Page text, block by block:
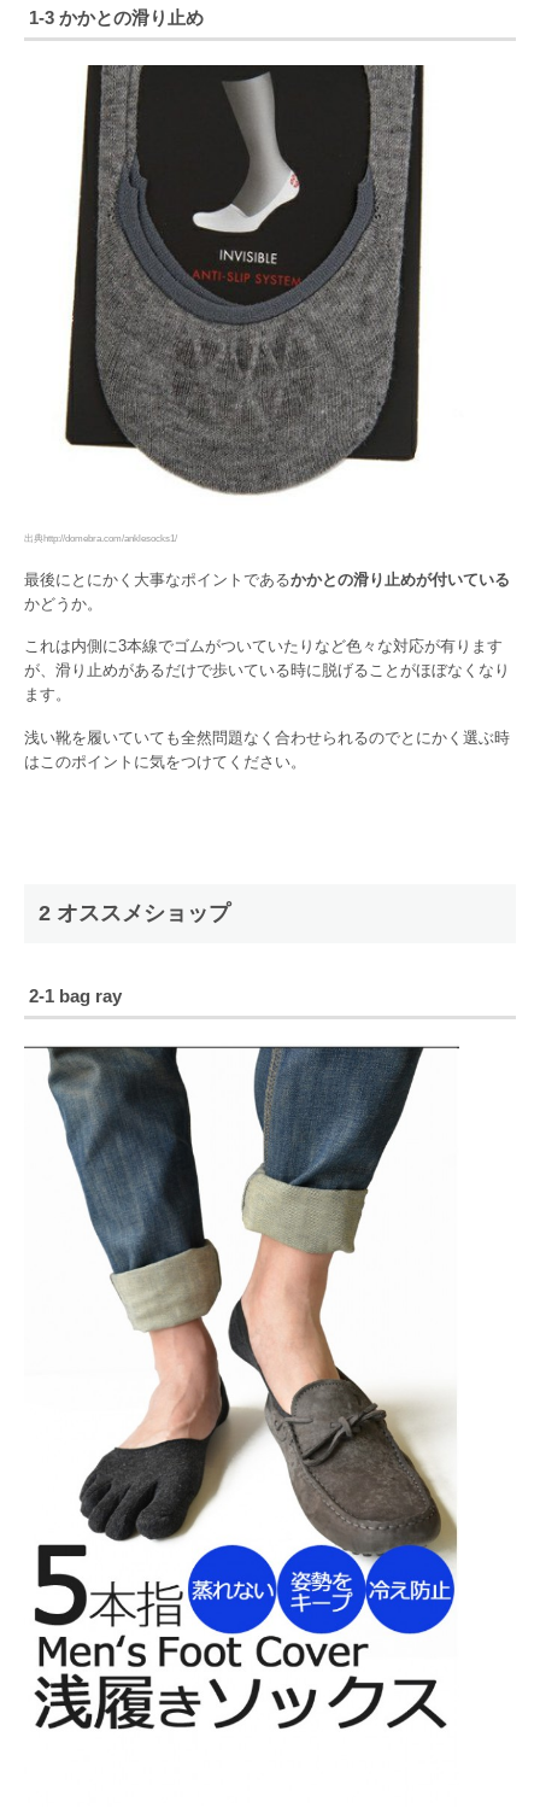
1-3 かかとの滑り止め
出典http://domebra.com/anklesocks1/
最後にとにかく大事なポイントであるかかとの滑り止めが付いている
かどうか。
これは内側に3本線でゴムがついていたりなど色々な対応が有ります
が、滑り止めがあるだけで歩いている時に脱げることがほぼなくなり
ます。
浅い靴を履いていても全然問題なく合わせられるのでとにかく選ぶ時
はこのポイントに気をつけてください。
2 オススメショップ
2-1 bag ray